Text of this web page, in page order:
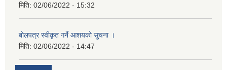
मिति: 02/06/2022 - 15:32
बोलपत्र स्वीकृत गर्ने आशयको सुचना ।
मिति: 02/06/2022 - 14:47